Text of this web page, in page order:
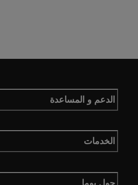
الدعم و المساعدة
الخدمات